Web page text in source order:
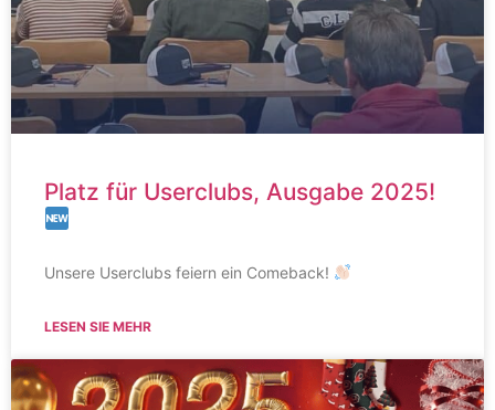
Platz für Userclubs, Ausgabe 2025!
Unsere Userclubs feiern ein Comeback!
LESEN SIE MEHR